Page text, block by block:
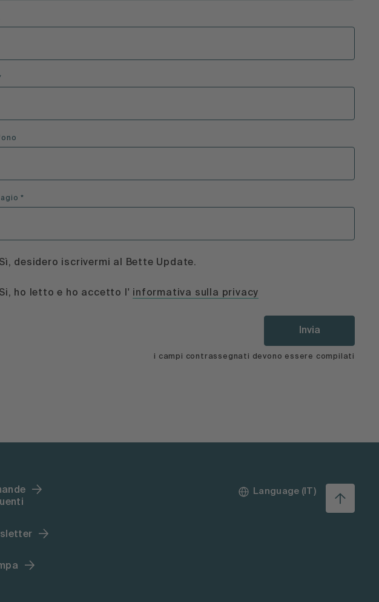
*
Sì, desidero iscrivermi al Bette Update.
Si, ho letto e ho accetto l' informativa sulla privacy
Invia
i campi contrassegnati devono essere compilati
Language (IT)